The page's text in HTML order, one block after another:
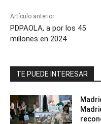
Artículo anterior
PDPAOLA, a por los 45
millones en 2024
TE PUEDE INTERESAR